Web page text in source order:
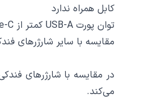
کابل همراه ندارد
توان پورت USB-A کمتر از Type-C است
مقایسه با سایر شارژرهای
می‌کند.